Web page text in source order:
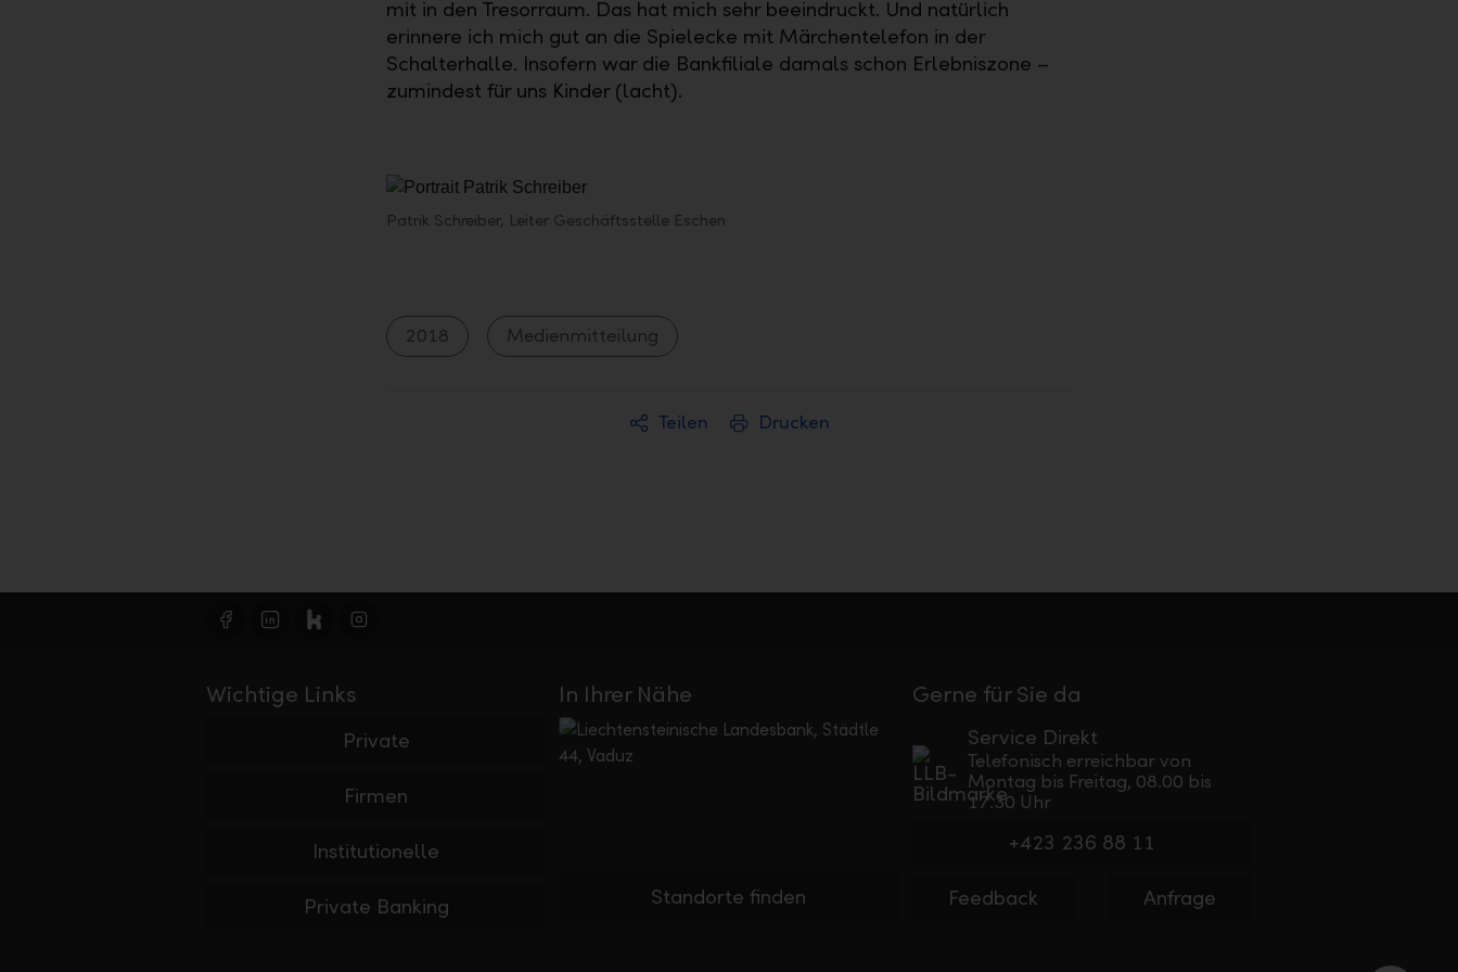
mit in den Tresorraum. Das hat mich sehr beeindruckt. Und natürlich
erinnere ich mich gut an die Spielecke mit Märchentelefon in der
Schalterhalle. Insofern war die Bankfiliale damals schon Erlebniszone –
zumindest für uns Kinder (lacht).
Patrik Schreiber, Leiter Geschäftsstelle Eschen
2018 Medienmitteilung
Teilen Drucken
Gerne für Sie da
Service Direkt
Telefonisch erreichbar von
Montag bis Freitag, 08.00 bis
17.30 Uhr
+423 236 88 11
Feedback Anfrage
In Ihrer Nähe
Standorte finden
Wichtige Links
Private
Firmen
Institutionelle
Private Banking